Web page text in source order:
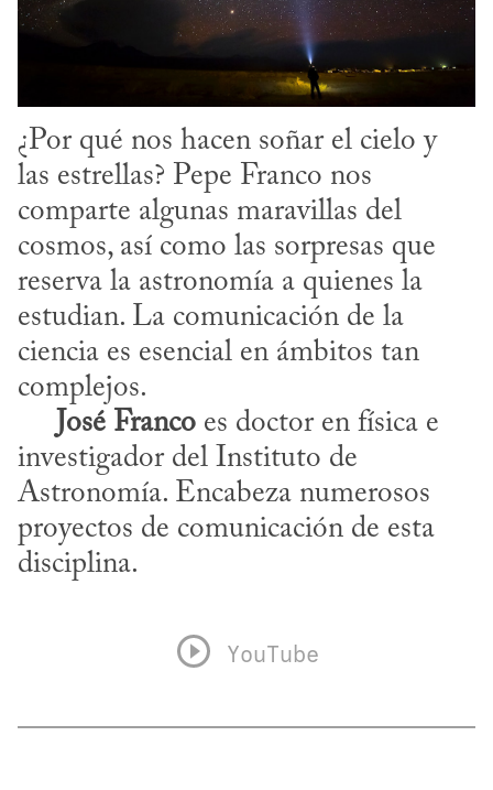
¿Por qué nos hacen soñar el cielo y
las estrellas? Pepe Franco nos
comparte algunas maravillas del
cosmos, así como las sorpresas que
reserva la astronomía a quienes la
estudian. La comunicación de la
ciencia es esencial en ámbitos tan
complejos.
José Franco es doctor en física e
investigador del Instituto de
Astronomía. Encabeza numerosos
proyectos de comunicación de esta
disciplina.
YouTube